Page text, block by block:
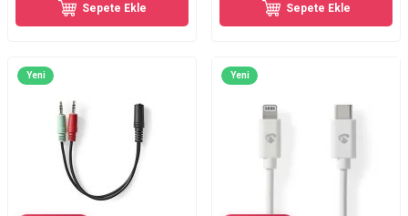
Sepete Ekle Sepete Ekle
Yeni Yeni